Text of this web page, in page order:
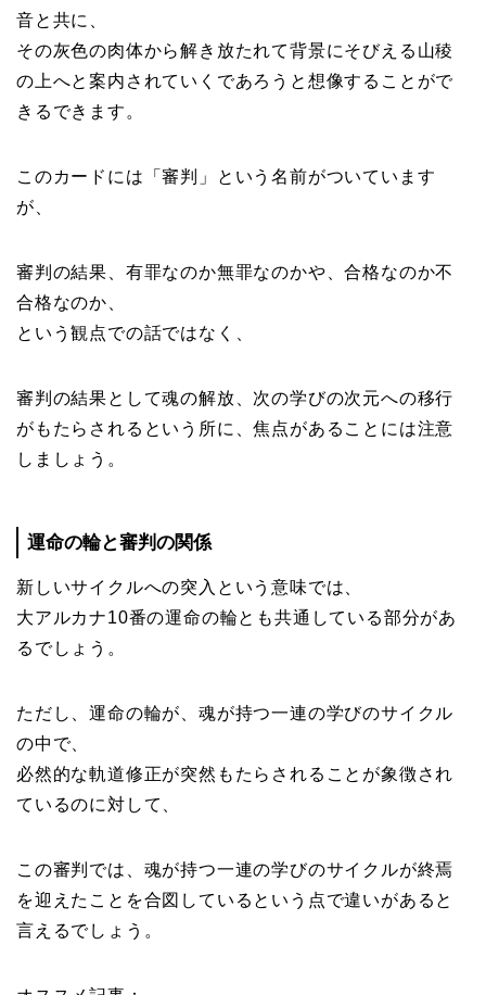
音と共に、
その灰色の肉体から解き放たれて背景にそびえる山稜
の上へと案内されていくであろうと想像することがで
きるできます。
このカードには「審判」という名前がついています
が、
審判の結果、有罪なのか無罪なのかや、合格なのか不
合格なのか、
という観点での話ではなく、
審判の結果として魂の解放、次の学びの次元への移行
がもたらされるという所に、焦点があることには注意
しましょう。
運命の輪と審判の関係
新しいサイクルへの突入という意味では、
大アルカナ10番の運命の輪とも共通している部分があ
るでしょう。
ただし、運命の輪が、魂が持つ一連の学びのサイクル
の中で、
必然的な軌道修正が突然もたらされることが象徴され
ているのに対して、
この審判では、魂が持つ一連の学びのサイクルが終焉
を迎えたことを合図しているという点で違いがあると
言えるでしょう。